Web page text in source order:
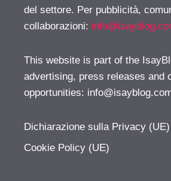
del settore. Per pubblicità,
collaborazioni:
This website is part of the
advertising, press releases and
opportunities:
Dichiarazione sulla Privacy (UE)
Cookie Policy (UE)